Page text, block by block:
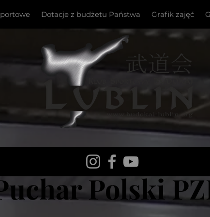
Dotacje z budżetu Państwa Grafik zajęć
Polski